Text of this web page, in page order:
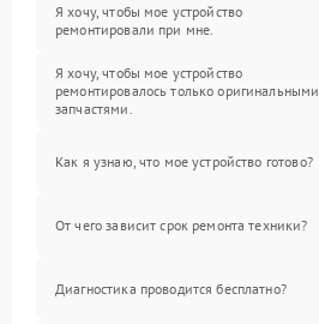
Я хочу, чтобы мое устройство
ремонтировали при мне.
Я хочу, чтобы мое устройство
ремонтировалось только оригинальными
запчастями.
Как я узнаю, что мое устройство готово?
От чего зависит срок ремонта техники?
Диагностика проводится бесплатно?